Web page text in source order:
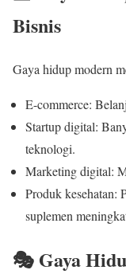
Bisnis
Gaya hidup modern
E-commerce:
Startup digital:
teknologi.
Marketing digital:
Produk kesehatan:
suplemen
🎭 Gaya